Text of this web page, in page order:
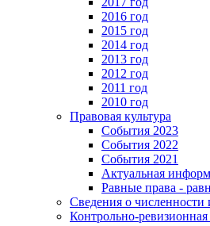
2016 год
2015 год
2014 год
2013 год
2012 год
2011 год
2010 год
Правовая культура
События 2023
События 2022
События 2021
Актуальная
Равные права -
Сведения о численности
Контрольно-